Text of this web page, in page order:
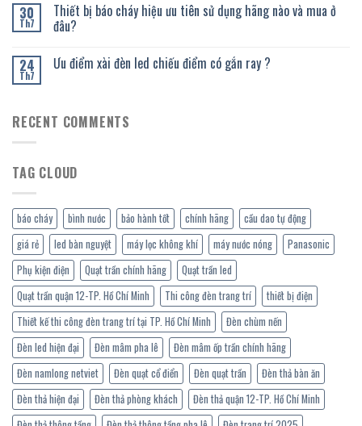
30
Th7
Thiết bị báo cháy hiệu ưu tiên sử dụng hãng nào và mua ở
đâu?
24
Th7
Ưu điểm xài đèn led chiếu điểm có gắn ray ?
RECENT COMMENTS
TAG CLOUD
báo cháy bình nước bảo hành tốt chính hãng
cầu dao tự động
giá rẻ
led bàn nguyệt máy lọc không khí máy nước nóng
Panasonic
Phụ kiện điện
Quạt trần chính hãng
Quạt trần led
Quạt trần quận 12-TP. Hồ Chí Minh
Thi công đèn trang trí
thiết bị điện
Thiết kế thi công đèn trang trí tại TP. Hồ Chí Minh
Đèn chùm nến
Đèn led hiện đại
Đèn mâm pha lê
Đèn mâm ốp trần chính hãng
Đèn namlong netviet
Đèn quạt cổ điển Đèn quạt trần
Đèn thả bàn ăn
Đèn thả hiện đại
Đèn thả phòng khách
Đèn thả quận 12-TP. Hồ Chí Minh